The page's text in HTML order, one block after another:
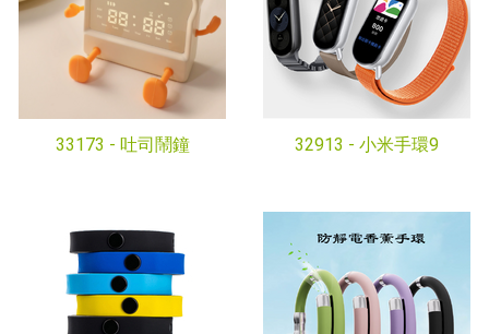
33173 - 吐司鬧鐘 32913 - 小米手環9